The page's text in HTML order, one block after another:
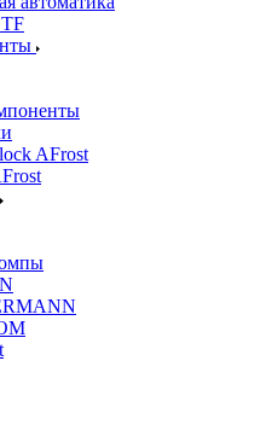
AFrost